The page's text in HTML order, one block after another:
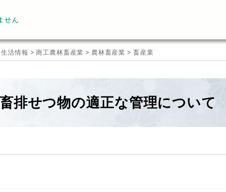
せん
生活情報 >商工農林畜産業 > 農林畜産業 > 畜産業
排せつ物の適正な管理について